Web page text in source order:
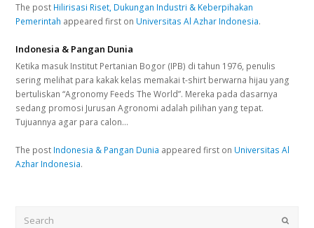
The post Hilirisasi Riset, Dukungan Industri & Keberpihakan
Pemerintah appeared first on Universitas Al Azhar Indonesia.
Indonesia & Pangan Dunia
Ketika masuk Institut Pertanian Bogor (IPB) di tahun 1976, penulis
sering melihat para kakak kelas memakai t-shirt berwarna hijau yang
bertuliskan “Agronomy Feeds The World”. Mereka pada dasarnya
sedang promosi Jurusan Agronomi adalah pilihan yang tepat.
Tujuannya agar para calon…
The post Indonesia & Pangan Dunia appeared first on Universitas Al
Azhar Indonesia.
Submit